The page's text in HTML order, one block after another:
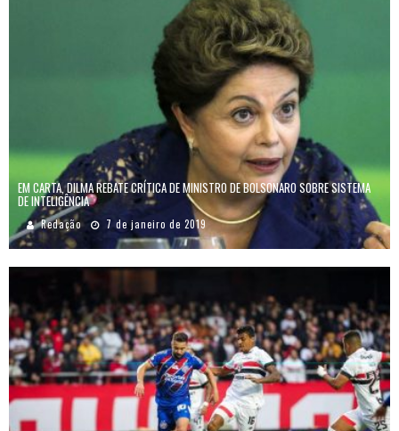
EM CARTA, DILMA REBATE CRÍTICA DE MINISTRO DE BOLSONARO SOBRE SISTEMA
DE INTELIGÊNCIA
Redação 7 de janeiro de 2019